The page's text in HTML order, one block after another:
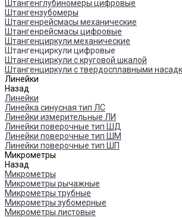
Штангенглубиномеры цифровые
Штангензубомеры
Штангенрейсмасы механические
Штангенрейсмасы цифровые
Штангенциркули механические
Штангенциркули цифровые
Штангенциркули с круговой шкалой
Штангенциркули с твердосплавными
Линейки
Назад
Линейки
Линейка синусная тип ЛС
Линейки измерительные ЛИ
Линейки поверочные тип ШД
Линейки поверочные тип ШМ
Линейки поверочные тип ШП
Микрометры
Назад
Микрометры
Микрометры рычажные
Микрометры трубные
Микрометры зубомерные
Микрометры листовые